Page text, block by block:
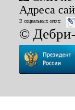
Адреса
В социальных сетях:
©